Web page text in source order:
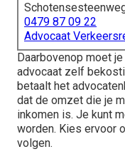
0479 87 09 22
Advocaat
Daarbovenop moet
advocaat zelf
betaalt het
dat de omzet die je
inkomen is. Je kunt
worden. Kies ervoor
volgen.